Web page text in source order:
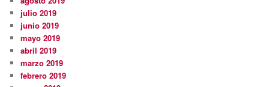
julio 2019
junio 2019
mayo 2019
abril 2019
marzo 2019
febrero 2019